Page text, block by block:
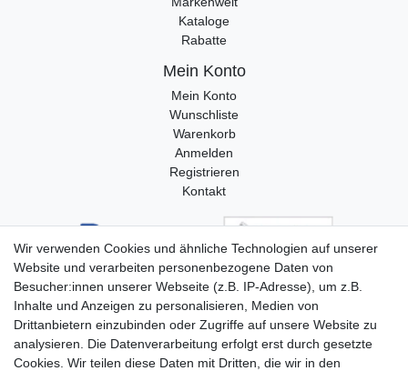
Kataloge
Rabatte
Mein Konto
Mein Konto
Wunschliste
Warenkorb
Anmelden
Registrieren
Kontakt
Wir verwenden Cookies und ähnliche Technologien auf unserer
Website und verarbeiten personenbezogene Daten von
Besucher:innen unserer Webseite (z.B. IP-Adresse), um z.B.
Inhalte und Anzeigen zu personalisieren, Medien von
Drittanbietern einzubinden oder Zugriffe auf unsere Website zu
analysieren. Die Datenverarbeitung erfolgt erst durch gesetzte
Cookies. Wir teilen diese Daten mit Dritten, die wir in den